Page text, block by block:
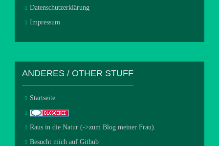
Datenschutzerklärung
Impressum
ANDERES / OTHER STUFF
Startseite
Raus in die Natur (->zum Blog meiner Frau).
Besucht mich auf Github